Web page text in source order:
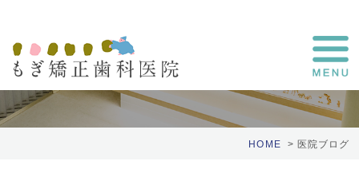
医院ブログ
HOME 医院ブログ